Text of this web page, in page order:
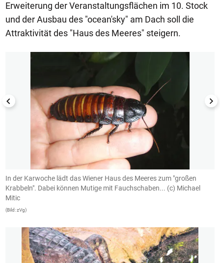
Erweiterung der Veranstaltungsflächen im 10. Stock
und der Ausbau des "ocean'sky" am Dach soll die
Attraktivität des "Haus des Meeres" steigern.
1/5
In der Karwoche lädt das Wiener Haus des Meeres zum "großen
Krabbeln". Dabei können Mutige mit Fauchschaben... (c) Michael
Mitic
(Bild: zVg)